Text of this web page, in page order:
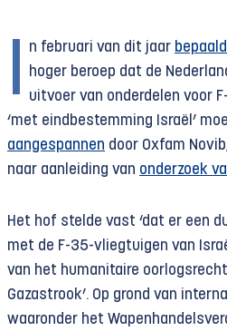
I n februari van dit jaar
hoger beroep dat de
uitvoer van onderdelen voor
‘met eindbestemming Israël’
aangespannen door Oxfam
naar aanleiding van onderzoek
Het hof stelde vast ‘dat er een
met de F-35-vliegtuigen van
van het humanitaire
Gazastrook’. Op grond van
waaronder het